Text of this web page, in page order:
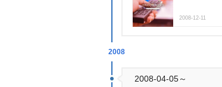
2008-12-11
2008
2008-04-05～